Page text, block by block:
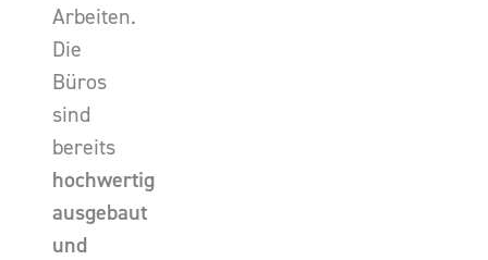
Arbeiten.
Die
Büros
sind
bereits
hochwertig
ausgebaut
und